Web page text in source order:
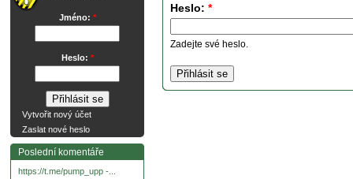
Jméno: *
Heslo: *
Vytvořit nový účet
Zaslat nové heslo
Poslední komentáře
https://t.me/pump_upp -...
Heslo: *
Zadejte své heslo.